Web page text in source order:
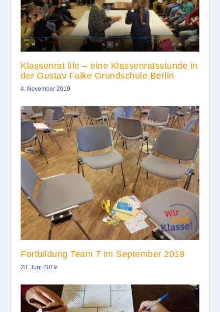
Klassenrat life – eine Klassenratsstunde in
der Gustav Falke Grundschule Berlin
4. November 2019
Fortbildung Team 7 im September 2019
23. Juni 2019